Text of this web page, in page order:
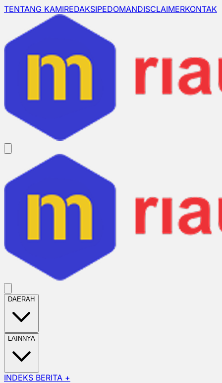
TENTANG KAMIREDAKSIPEDOMANDISCLAIMERKONTAK
DAERAH
LAINNYA
INDEKS BERITA +